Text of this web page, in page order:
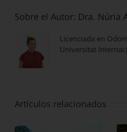
Sobre el Autor: Dra. Núria
Licenciada en
Universitat
Artículos relacionados